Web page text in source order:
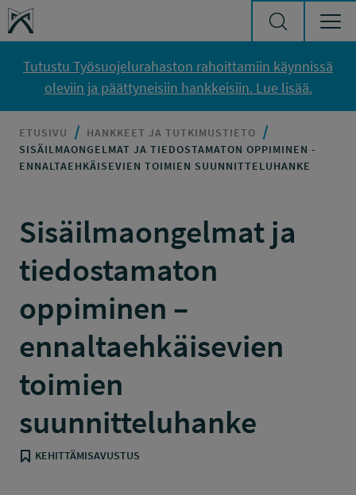
Siirry sisältöön
Työsuojelurahasto
Tutustu Työsuojelurahaston rahoittamiin käynnissä
oleviin ja päättyneisiin hankkeisiin. Lue lisää.
ETUSIVU
HANKKEET JA TUTKIMUSTIETO
SISÄILMAONGELMAT JA TIEDOSTAMATON OPPIMINEN -
ENNALTAEHKÄISEVIEN TOIMIEN SUUNNITTELUHANKE
Sisäilmaongelmat ja
tiedostamaton
oppiminen –
ennaltaehkäisevien
toimien
suunnitteluhanke
KEHITTÄMISAVUSTUS